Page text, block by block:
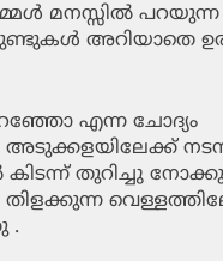
മനസ്സിൽ പറയുന്ന
അറിയാതെ
എന്ന ചോദ്യം
അടുക്കളയിലേക്ക്
കിടന്ന് തുറിച്ചു
തിളക്കുന്ന
.